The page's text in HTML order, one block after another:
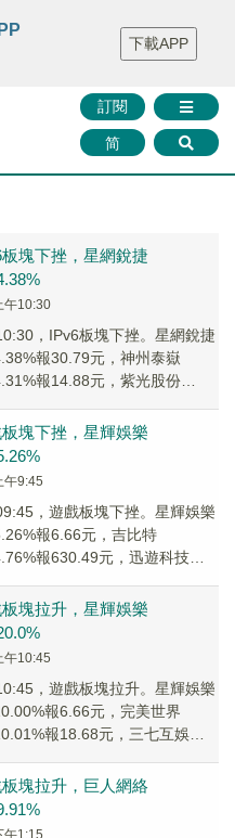
財華證券 媒體矩陣
智庫沙龍
聯絡我們
訂閱
简
下載APP
板塊下挫，星網銳捷
午10:30
，IPv6板塊下挫。星網銳捷
報30.79元，神州泰嶽
報14.88元，紫光股份
板塊下挫，星輝娛樂
午9:45
，遊戲板塊下挫。星輝娛樂
報6.66元，吉比特
報630.49元，迅遊科技
板塊拉升，星輝娛樂
午10:45
，遊戲板塊拉升。星輝娛樂
報6.66元，完美世界
報18.68元，三七互娛
板塊拉升，巨人網絡
午1:15